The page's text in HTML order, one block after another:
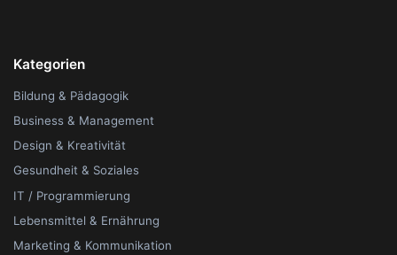
Kategorien
Bildung & Pädagogik
Business & Management
Design & Kreativität
Gesundheit & Soziales
IT / Programmierung
Lebensmittel & Ernährung
Marketing & Kommunikation